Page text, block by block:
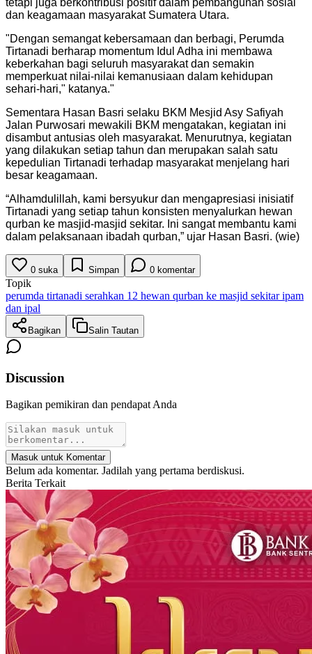
dan keagamaan masyarakat Sumatera Utara.
"Dengan semangat kebersamaan dan berbagi, Perumda
Tirtanadi berharap momentum Idul Adha ini membawa
keberkahan bagi seluruh masyarakat dan semakin
memperkuat nilai-nilai kemanusiaan dalam kehidupan
sehari-hari," katanya."
Sementara Hasan Basri selaku BKM Mesjid Asy Safiyah
Jalan Purwosari mewakili BKM mengatakan, kegiatan ini
disambut antusias oleh masyarakat. Menurutnya, kegiatan
yang dilakukan setiap tahun dan merupakan salah satu
kepedulian Tirtanadi terhadap masyarakat menjelang hari
besar keagamaan.
“Alhamdulillah, kami bersyukur dan mengapresiasi inisiatif
Tirtanadi yang setiap tahun konsisten menyalurkan hewan
qurban ke masjid-masjid sekitar. Ini sangat membantu kami
dalam pelaksanaan ibadah qurban,” ujar Hasan Basri. (wie)
0 suka Simpan 0 komentar
Topik
perumda tirtanadi serahkan 12 hewan qurban ke masjid sekitar ipam
dan ipal
Bagikan Salin Tautan
Discussion
Bagikan pemikiran dan pendapat Anda
Masuk untuk Komentar
Belum ada komentar. Jadilah yang pertama berdiskusi.
Berita Terkait